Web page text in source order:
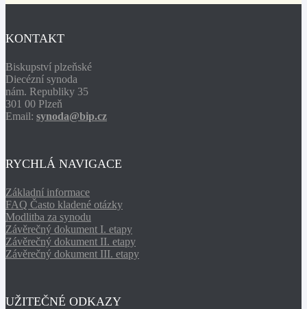
KONTAKT
Biskupství plzeňské
Diecézní synoda
nám. Republiky 35
301 00 Plzeň
Email: synoda@bip.cz
RYCHLÁ NAVIGACE
Základní informace
FAQ Často kladené otázky
Modlitba za synodu
Závěrečný dokument I. etapy
Závěrečný dokument II. etapy
Závěrečný dokument III. etapy
UŽITEČNÉ ODKAZY